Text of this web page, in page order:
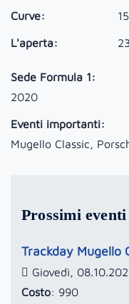
Curve: 15
L'aperta:
Sede Formula 1:
2020
Eventi importanti:
Mugello Classic,
Prossimi eventi
Trackday Mugello
Giovedì,
Costo: 990